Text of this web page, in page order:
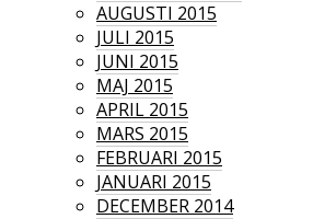
AUGUSTI 2015
JULI 2015
JUNI 2015
MAJ 2015
APRIL 2015
MARS 2015
FEBRUARI 2015
JANUARI 2015
DECEMBER 2014